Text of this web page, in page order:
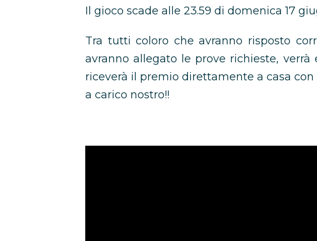
Il gioco scade alle 23.59 di domenica 17
Tra tutti coloro che avranno risposto
avranno allegato le prove richieste,
riceverà il premio direttamente a casa
a carico nostro!!